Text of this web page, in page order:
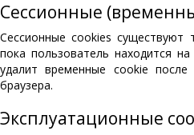
Сессионные
Сессионные cookies существуют
пока пользователь находится
удалит временные cookie
браузера.
Эксплуатационные